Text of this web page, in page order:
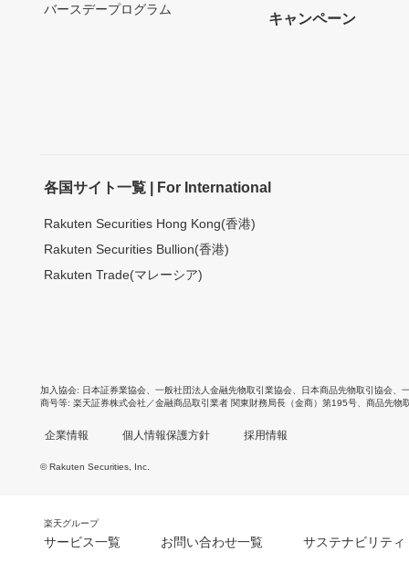
バースデープログラム
キャンペーン
各国サイト一覧 | For International
Rakuten Securities Hong Kong(香港)
Rakuten Securities Bullion(香港)
Rakuten Trade(マレーシア)
加入協会 日本証券業協会 一般社団法人金融先物取引業協会 日本商品先物取引協会
商号等 楽天証券株式会社／金融商品取引業者 関東財務局長（金商）第195号、商品先物
企業情報 個人情報保護方針 採用情報
© Rakuten Securities, Inc.
楽天グループ
サービス一覧 お問い合わせ一覧 サステナビリティ